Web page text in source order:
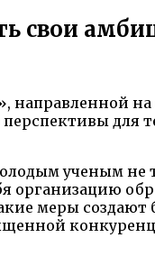
свои
направленной
для
ученым не
организацию
меры создают